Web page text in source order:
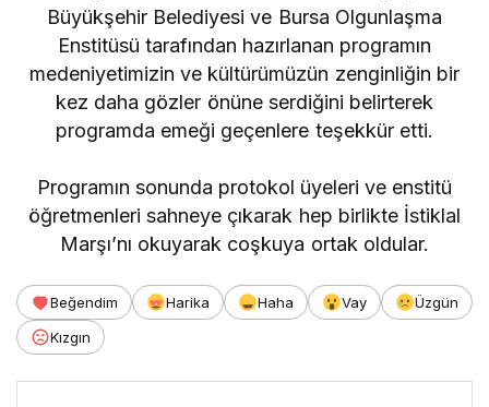
Büyükşehir Belediyesi ve Bursa Olgunlaşma
Enstitüsü tarafından hazırlanan programın
medeniyetimizin ve kültürümüzün zenginliğin bir
kez daha gözler önüne serdiğini belirterek
programda emeği geçenlere teşekkür etti.
Programın sonunda protokol üyeleri ve enstitü
öğretmenleri sahneye çıkarak hep birlikte İstiklal
Marşı’nı okuyarak coşkuya ortak oldular.
Beğendim Harika Haha Vay
Üzgün
Kızgın